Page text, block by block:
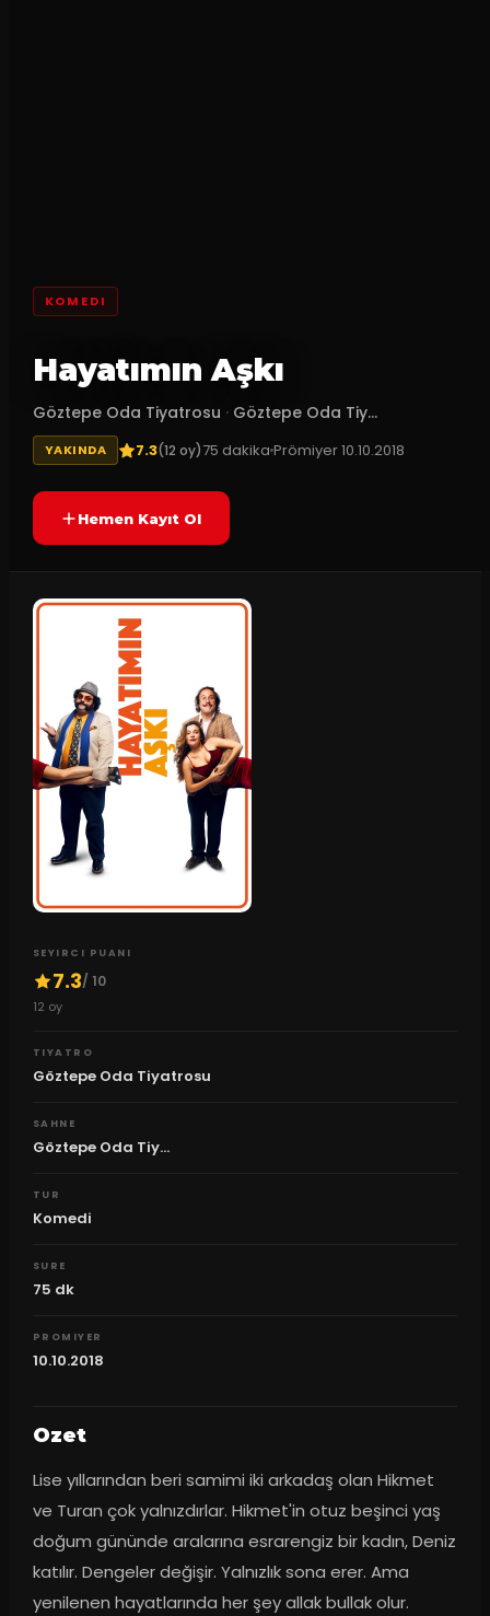
KOMEDI
Hayatımın Aşkı
Göztepe Oda Tiyatrosu · Göztepe Oda Tiy...
YAKINDA 7.3(12 oy)75 dakikaPrömiyer10.10.2018
Hemen Kayıt Ol
SEYIRCI PUANI
7.3/ 10
12 oy
TIYATRO
Göztepe Oda Tiyatrosu
SAHNE
Göztepe Oda Tiy...
TUR
Komedi
SURE
75 dk
PROMIYER
10.10.2018
Ozet
Lise yıllarından beri samimi iki arkadaş olan Hikmet
ve Turan çok yalnızdırlar. Hikmet'in otuz beşinci yaş
doğum gününde aralarına esrarengiz bir kadın, Deniz
katılır. Dengeler değişir. Yalnızlık sona erer. Ama
yenilenen hayatlarında her şey allak bullak olur.